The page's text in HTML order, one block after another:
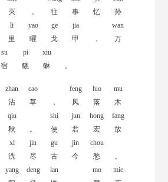
灭
，
往
事
忆
孙
li
里
yao
曜
ge
戈
jia
甲
，
wan
万
su
宿
pi
貔
xiu
貅
。
zhan
沾
cao
草
，
feng
风
luo
落
mu
木
qiu
秋
。
shi
使
jun
君
hong
宏
fang
放
xi
洗
jin
尽
gu
古
jin
今
chou
愁
。
yang
deng
lan
mo
mie